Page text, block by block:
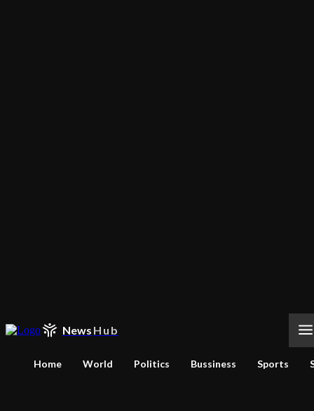
News Hub
Home World Politics Bussiness Sports